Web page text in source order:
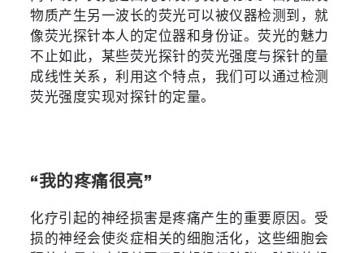
物质产生另一波长的荧光可以被仪器检测到，就
像荧光探针本人的定位器和身份证。荧光的魅力
不止如此，某些荧光探针的荧光强度与探针的量
成线性关系，利用这个特点，我们可以通过检测
荧光强度实现对探针的定量。
“我的疼痛很亮”
化疗引起的神经损害是疼痛产生的重要原因。受
损的神经会使炎症相关的细胞活化，这些细胞会